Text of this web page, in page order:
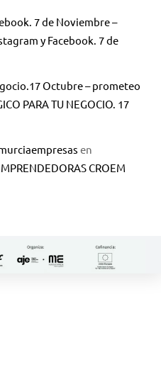
7 de Noviembre –
y Facebook. 7 de
Octubre – prometeo
PARA TU NEGOCIO. 17
en
CROEM